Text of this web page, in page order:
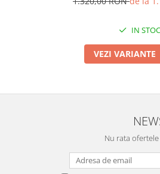
IN STOC
VEZI VARIANTE
Nu rata